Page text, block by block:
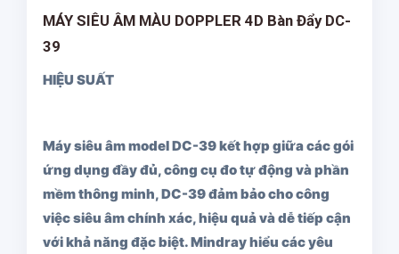
MÁY SIÊU ÂM MÀU DOPPLER 4D Bàn Đẩy DC-
39
HIỆU SUẤT
Máy siêu âm model DC-39 kết hợp giữa các gói
ứng dụng đầy đủ, công cụ đo tự động và phần
mềm thông minh, DC-39 đảm bảo cho công
việc siêu âm chính xác, hiệu quả và dễ tiếp cận
với khả năng đặc biệt. Mindray hiểu các yêu